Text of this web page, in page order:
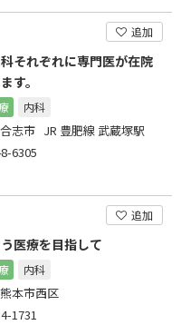
追加
それぞれに専門医が在院
す。
内科
志市 JR 豊肥線 武蔵塚駅
6305
追加
医療を目指して
内科
本市西区
1731